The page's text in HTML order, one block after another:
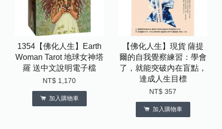
1354【佛化人生】Earth
Woman Tarot 地球女神塔
羅 送中文說明電子檔
NT$ 1,170
加入購物車
【佛化人生】現貨 薩提
爾的自我覺察練習：學會
了，就能突破內在盲點，
達成人生目標
NT$ 357
加入購物車